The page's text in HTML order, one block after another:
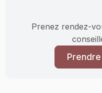
Prenez rendez-